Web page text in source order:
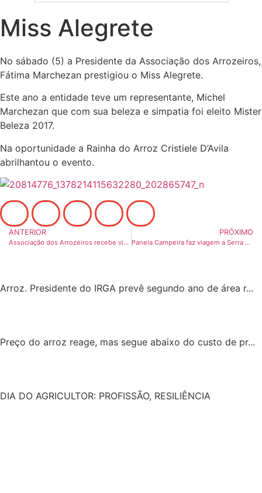
Miss Alegrete
No sábado (5) a Presidente da Associação dos Arrozeiros,
Fátima Marchezan prestigiou o Miss Alegrete.
Este ano a entidade teve um representante, Michel
Marchezan que com sua beleza e simpatia foi eleito Mister
Beleza 2017.
Na oportunidade a Rainha do Arroz Cristiele D’Avila
abrilhantou o evento.
ANTERIOR
Associação dos Arrozeiros recebe visita internacional
PRÓXIMO
Panela Campeira faz viagem a Serra Gaúcha
Arroz. Presidente do IRGA prevê segundo ano de área r...
Preço do arroz reage, mas segue abaixo do custo de pr...
DIA DO AGRICULTOR: PROFISSÃO, RESILIÊNCIA